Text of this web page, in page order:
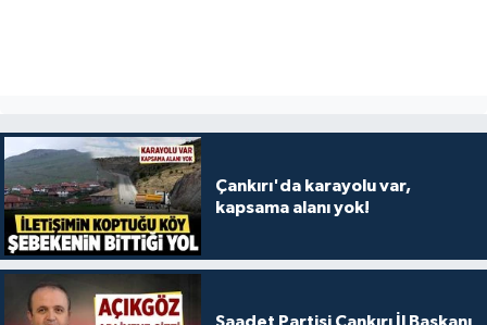
Çankırı'da karayolu var,
kapsama alanı yok!